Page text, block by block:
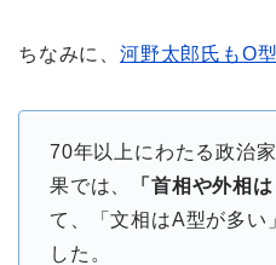
ちなみに、 河野太郎氏もO型
70年以上にわたる政治
果では、
「首相や外相
て、「文相はA型が多い
した。